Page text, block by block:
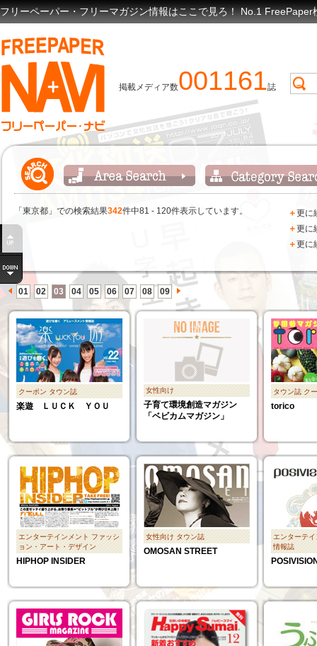
フリーペーパー・フリーマガジン情報はここで見ろ！ No.1
掲載メディア数001161誌
「東京都」での検索結果342件中81 - 120件表示しています。 ＋更に
＋更に
＋更に
01 02 03 04 05 06 07 08 09
クーポン タウン誌
楽遊 ＬＵＣＫ ＹＯＵ
女性向け
子育て環境創造マガジン
「ベビカムマガジン」
タウン誌 ク
torico
エンターテインメント ファッシ
ョン・アート・デザイン
HIPHOP INSIDER
女性向け タウン誌
OMOSAN STREET
エンターテ
情報誌